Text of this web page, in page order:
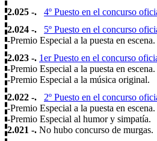
2.025 -.
4º Puesto en el concurso
2.024 -.
5º Puesto en el concurso
-Premio Especial a la puesta en escena.
2.023 -. 1er Puesto en el concurso
-Premio Especial a la puesta en escena.
-Premio Especial a la música original.
2.022 -.
2º Puesto en el concurso
-Premio Especial a la puesta en escena.
-Premio Especial al humor y simpatía.
2.021 -. No hubo concurso de murgas.